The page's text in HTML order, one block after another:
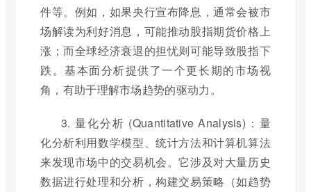
件等。例如，如果央行宣布降息，通常会被市
场解读为利好消息，可能推动股指期货价格上
涨；而全球经济衰退的担忧则可能导致股指下
跌。基本面分析提供了一个更长期的市场视
角，有助于理解市场趋势的驱动力。
3. 量化分析 (Quantitative Analysis)：量
化分析利用数学模型、统计方法和计算机算法
来发现市场中的交易机会。它涉及对大量历史
数据进行处理和分析，构建交易策略（如趋势